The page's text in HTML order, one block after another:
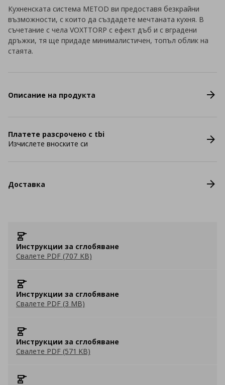
Кухненската система METOD ви предоставя безкрайни
възможности, с които да създадете мечтаната кухня. В
съчетание с чела VOXTTORP с ефект дъб и с вградени
дръжки, тя ще придаде минималистичен, топъл облик на
стаята.
Описание на продукта
Платете разсрочено с tbi
Изчислете вноските си
Доставка
Инструкции за сглобяване
Свалете PDF (707 KB)
Инструкции за сглобяване
Свалете PDF (3 MB)
Инструкции за сглобяване
Свалете PDF (571 KB)